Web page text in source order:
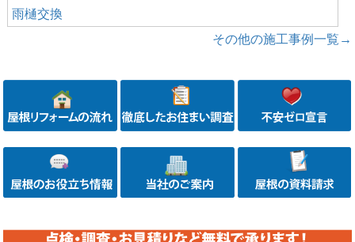
雨樋交換
その他の施工事例一覧→